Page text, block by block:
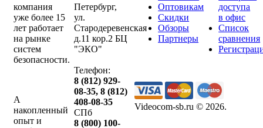
компания
уже более 15
лет работает
на рынке
систем
безопасности.
А
накопленный
опыт и
Петербург,
ул.
Стародеревенская
д.11 кор.2 БЦ
"ЭКО"
Телефон:
8 (812) 929-
08-35,8 (812)
408-08-35
СПб
8 (800) 100-
Оптовикам
Скидки
Обзоры
Партнеры
доступа
в офис
Список
сравнения
Videocom-sb.ru © 2026.